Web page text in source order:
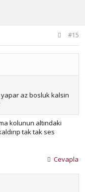
#15
az bosluk kalsin
kolunun altındaki
tak tak ses
Cevapla